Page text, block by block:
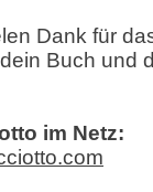
Dank für
Buch und
im Netz: